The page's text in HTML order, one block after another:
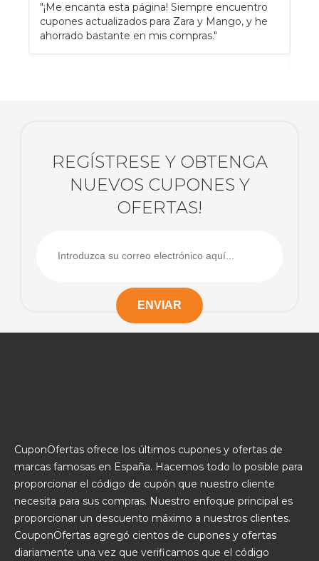
"¡Me encanta esta página! Siempre encuentro
cupones actualizados para Zara y Mango, y he
ahorrado bastante en mis compras."
REGÍSTRESE Y OBTENGA
NUEVOS CUPONES Y
OFERTAS!
CuponOfertas ofrece los últimos cupones y ofertas de
marcas famosas en España. Hacemos todo lo posible para
proporcionar el código de cupón que nuestro cliente
necesita para sus compras. Nuestro enfoque principal es
proporcionar un descuento máximo a nuestros clientes.
CouponOfertas agregó cientos de cupones y ofertas
diariamente una vez que verificamos que el código